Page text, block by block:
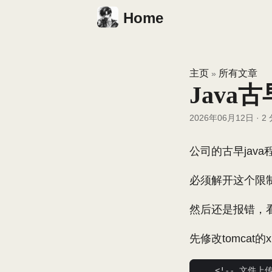
Home
主页 » 所有文章
Java古
2026年06月12日 · 2
公司的古早java
必须解开这个限
然后还是报错，
先修改tomcat的